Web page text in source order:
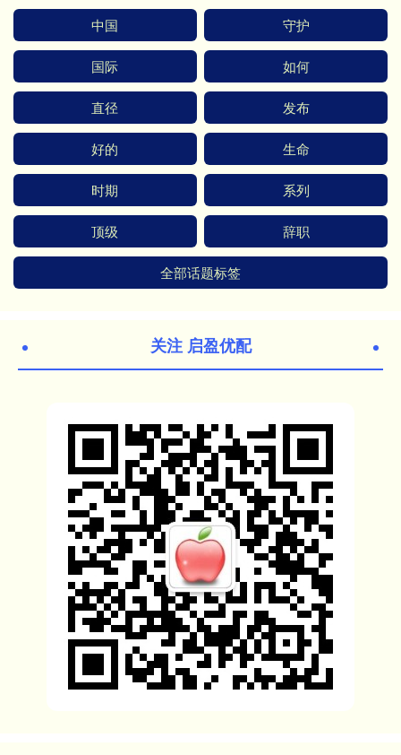
中国 守护
国际 如何
直径 发布
好的 生命
时期 系列
顶级 辞职
全部话题标签
关注 启盈优配